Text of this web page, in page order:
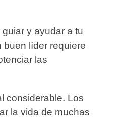
y ayudar a tu
buen líder requiere
las
considerable. Los
la vida de muchas